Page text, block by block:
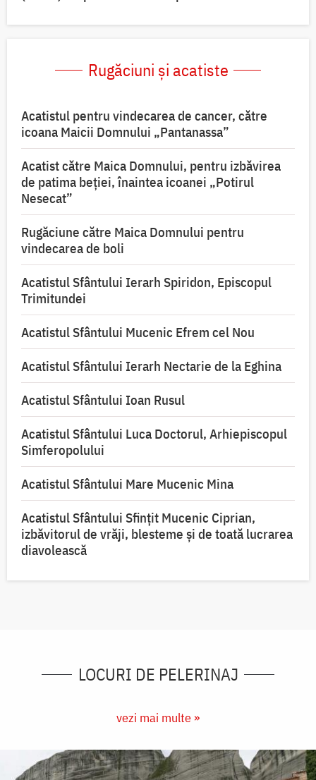
Rugăciuni și acatiste
Acatistul pentru vindecarea de cancer, către
icoana Maicii Domnului „Pantanassa”
Acatist către Maica Domnului, pentru izbăvirea
de patima beției, înaintea icoanei „Potirul
Nesecat”
Rugăciune către Maica Domnului pentru
vindecarea de boli
Acatistul Sfântului Ierarh Spiridon, Episcopul
Trimitundei
Acatistul Sfântului Mucenic Efrem cel Nou
Acatistul Sfântului Ierarh Nectarie de la Eghina
Acatistul Sfântului Ioan Rusul
Acatistul Sfântului Luca Doctorul, Arhiepiscopul
Simferopolului
Acatistul Sfântului Mare Mucenic Mina
Acatistul Sfântului Sfințit Mucenic Ciprian,
izbăvitorul de vrăji, blesteme și de toată lucrarea
diavolească
LOCURI DE PELERINAJ
vezi mai multe »